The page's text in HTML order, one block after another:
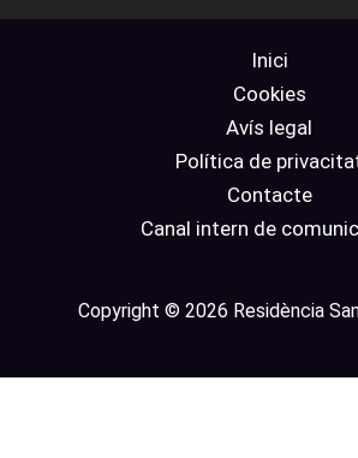
Inici
Cookies
Avís legal
Política de
Contacte
Canal intern de
Copyright © 2026 Residència